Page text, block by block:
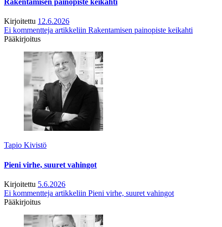
Rakentamisen painopiste keikahti
Kirjoitettu 12.6.2026
Ei kommentteja artikkeliin Rakentamisen painopiste keikahti
Pääkirjoitus
Tapio Kivistö
Pieni virhe, suuret vahingot
Kirjoitettu 5.6.2026
Ei kommentteja artikkeliin Pieni virhe, suuret vahingot
Pääkirjoitus